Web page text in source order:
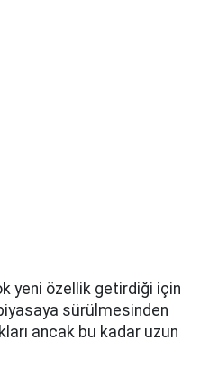
yeni özellik getirdiği için
sürülmesinden
ancak bu kadar uzun